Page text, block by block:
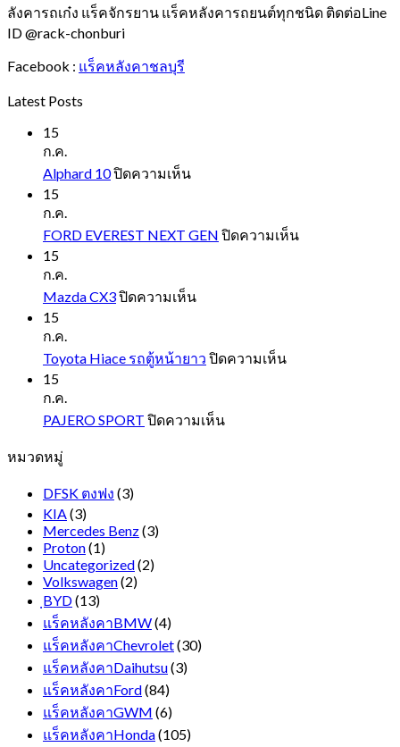
ลังคารถเก๋ง แร็คจักรยาน แร็คหลังคารถยนต์ทุกชนิด ติดต่อLine
ID @rack-chonburi
Facebook : แร็คหลังคาชลบุรี
Latest Posts
15
ก.ค.
Alphard 10ปิดความเห็นบน
15
ก.ค.
FORD EVEREST NEXT GEN ปิดความเห็นบน
15
ก.ค.
Mazda CX3ปิดความเห็นบน
15
ก.ค.
Toyota Hiace รถตู้หน้ายาว ปิดความเห็นบน
15
ก.ค.
PAJERO SPORT ปิดความเห็นบน
หมวดหมู่
DFSK ตงฟง (3)
KIA(3)
Mercedes Benz(3)
Proton(1)
Uncategorized(2)
Volkswagen(2)
ฺBYD(13)
แร็คหลังคาBMW(4)
แร็คหลังคาChevrolet(30)
แร็คหลังคาDaihutsu(3)
แร็คหลังคาFord(84)
แร็คหลังคาGWM (6)
แร็คหลังคาHonda(105)